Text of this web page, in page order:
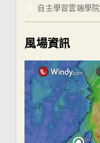
自主學習雲端學院
風場資訊